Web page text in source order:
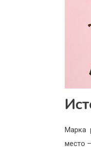
Марка
место